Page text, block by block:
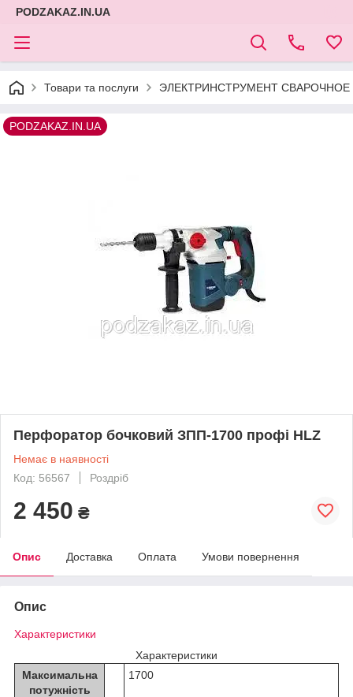
PODZAKAZ.IN.UA
Товари та послуги ЭЛЕКТРИНСТРУМЕНТ
PODZAKAZ.IN.UA
Перфоратор бочковий ЗПП-1700 профі HLZ
Немає в наявності
Код: 56567
Роздріб
2 450 ₴
Опис Доставка Оплата Умови повернення
Опис
Характеристики
Характеристики
Максимальна
потужність
1700